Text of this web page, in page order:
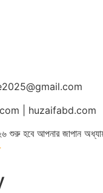
| huzaifabd.com
হবে আপনার জাপান